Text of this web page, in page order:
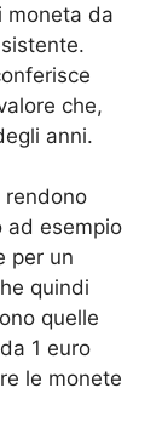
moneta da
che,
anni.
rendono
ad esempio
per un
quindi
quelle
1 euro
le monete